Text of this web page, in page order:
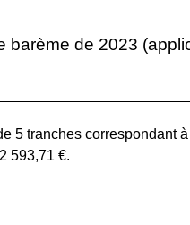
barème de 2023